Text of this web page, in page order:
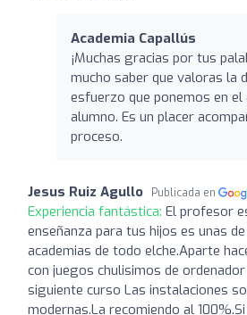
Academia Capallús
¡Muchas gracias por tus
mucho saber que valoras la
esfuerzo que ponemos en el
alumno. Es un placer
proceso.
Jesus Ruiz Agullo Publicada en
Experiencia fantástica: El profesor
enseñanza para tus hijos es unas
academias de todo elche.Aparte
con juegos chulisimos de
siguiente curso Las instalaciones
modernas.La recomiendo al